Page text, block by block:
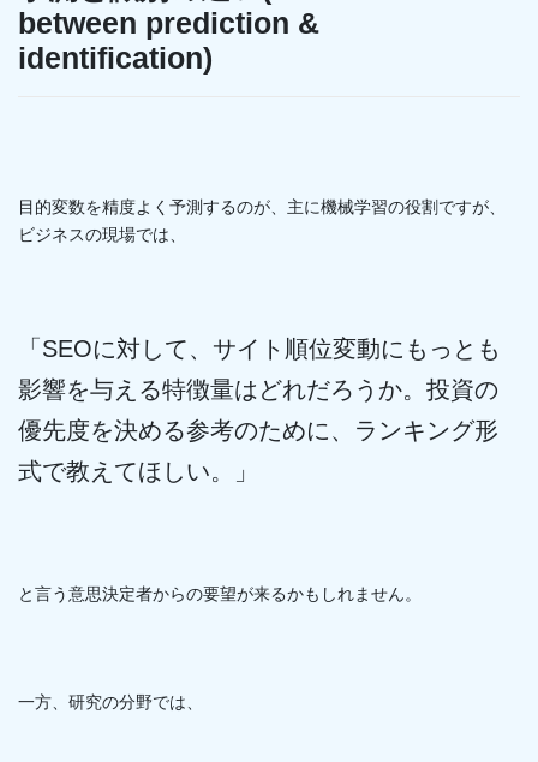
between prediction &
identification)
目的変数を精度よく予測するのが、主に機械学習の役割ですが、
ビジネスの現場では、
「SEOに対して、サイト順位変動にもっとも
影響を与える特徴量はどれだろうか。投資の
優先度を決める参考のために、ランキング形
式で教えてほしい。」
と言う意思決定者からの要望が来るかもしれません。
一方、研究の分野では、